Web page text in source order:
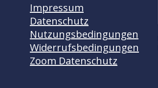
Impressum
Datenschutz
Nutzungsbedingungen
Widerrufsbedingungen
Zoom Datenschutz